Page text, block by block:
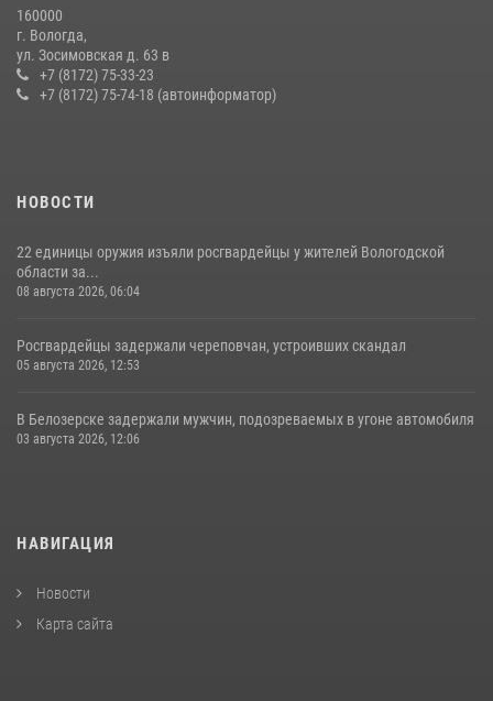
26 единиц оружия сдали росгвардейцам добровольно жители
Вологодской области за минувшую неделю
11 июля 2026, 05:49
160000
г. Вологда,
ул. Зосимовская д. 63 в
+7 (8172) 75-33-23
+7 (8172) 75-74-18 (автоинформатор)
НОВОСТИ
22 единицы оружия изъяли росгвардейцы у жителей Вологодской
области за...
08 августа 2026, 06:04
Росгвардейцы задержали череповчан, устроивших скандал
05 августа 2026, 12:53
В Белозерске задержали мужчин, подозреваемых в угоне автомобиля
03 августа 2026, 12:06
НАВИГАЦИЯ
Новости
Карта сайта